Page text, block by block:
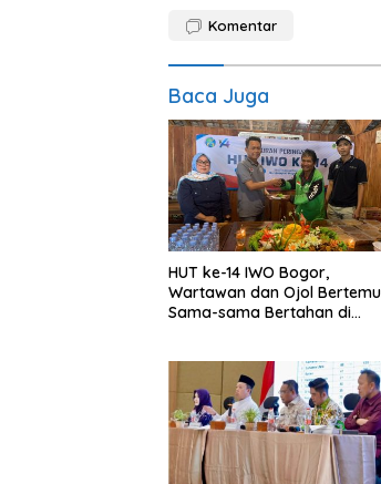
Komentar
Baca Juga
HUT ke-14 IWO Bogor,
Wartawan dan Ojol
Sama-sama Bertahan di